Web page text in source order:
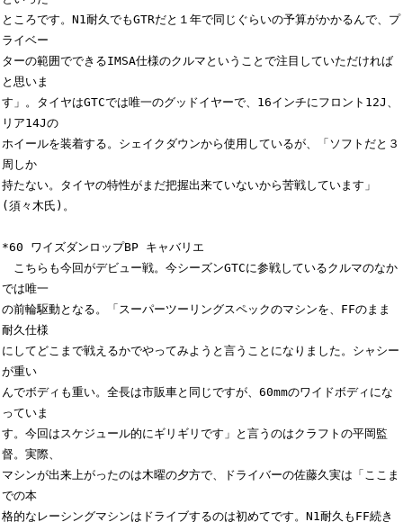
ところです。N1耐久でもGTRだと１年で同じぐらいの予算がかかるんで、プ
ライベー
ターの範囲でできるIMSA仕様のクルマということで注目していただければ
と思いま
す」。タイヤはGTCでは唯一のグッドイヤーで、16インチにフロント12J、
リア14Jの
ホイールを装着する。シェイクダウンから使用しているが、「ソフトだと３
周しか
持たない。タイヤの特性がまだ把握出来ていないから苦戦しています」
(須々木氏)。
*60 ワイズダンロップBP キャバリエ
こちらも今回がデビュー戦。今シーズンGTCに参戦しているクルマのなか
では唯一
の前輪駆動となる。「スーパーツーリングスペックのマシンを、FFのまま
耐久仕様
にしてどこまで戦えるかでやってみようと言うことになりました。シャシー
が重い
んでボディも重い。全長は市販車と同じですが、60mmのワイドボディにな
っていま
す。今回はスケジュール的にギリギリです」と言うのはクラフトの平岡監
督。実際、
マシンが出来上がったのは木曜の夕方で、ドライバーの佐藤久実は「ここま
での本
格的なレーシングマシンはドライブするのは初めてです。N1耐久もFF続き